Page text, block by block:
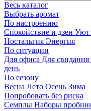
Весь каталог
Выбрать аромат
По настроению
Спокойствие и дзен Уют
Ностальгия Энергия
По ситуации
Для офиса Для свидания
день
По сезону
Весна Лето Осень Зима
Попробовать без риска
Семплы Наборы